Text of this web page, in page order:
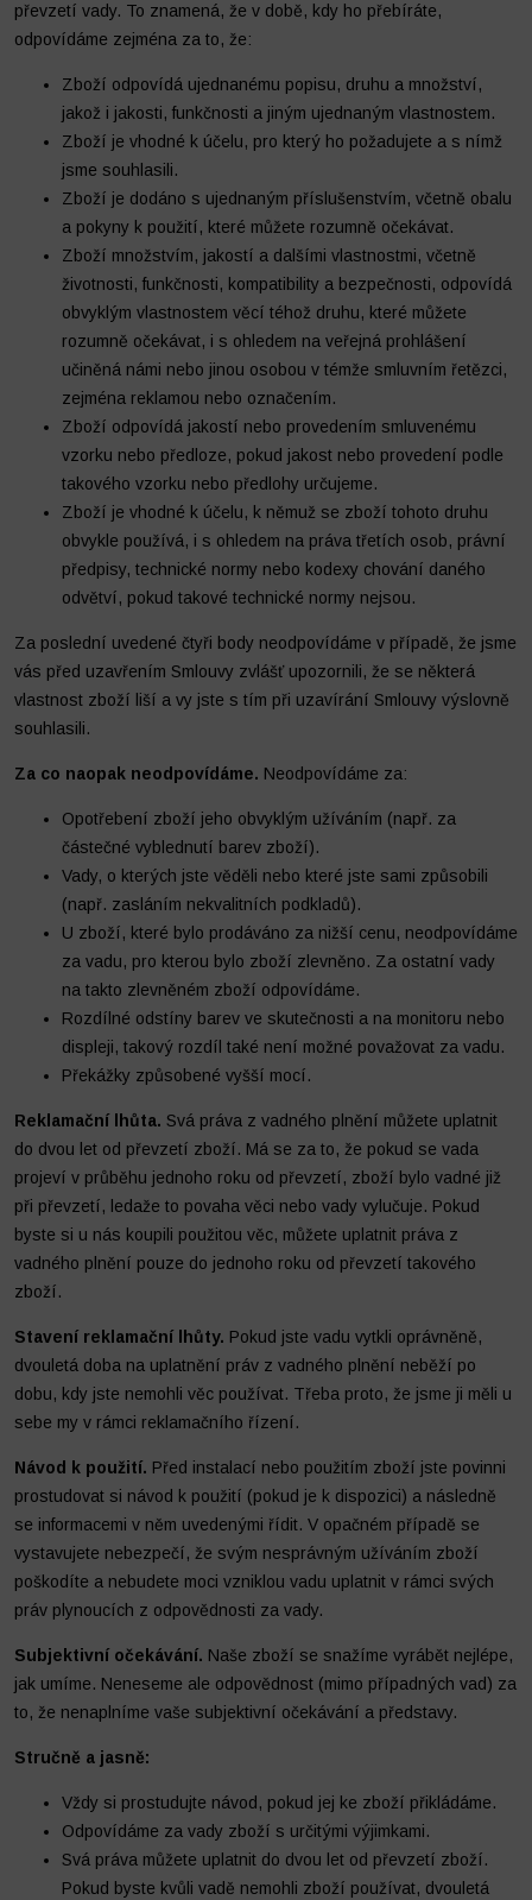
převzetí vady. To znamená, že v době, kdy ho přebíráte,
odpovídáme zejména za to, že:
Zboží odpovídá ujednanému popisu, druhu a množství,
jakož i jakosti, funkčnosti a jiným ujednaným vlastnostem.
Zboží je vhodné k účelu, pro který ho požadujete a s nímž
jsme souhlasili.
Zboží je dodáno s ujednaným příslušenstvím, včetně obalu
a pokyny k použití, které můžete rozumně očekávat.
Zboží množstvím, jakostí a dalšími vlastnostmi, včetně
životnosti, funkčnosti, kompatibility a bezpečnosti, odpovídá
obvyklým vlastnostem věcí téhož druhu, které můžete
rozumně očekávat, i s ohledem na veřejná prohlášení
učiněná námi nebo jinou osobou v témže smluvním řetězci,
zejména reklamou nebo označením.
Zboží odpovídá jakostí nebo provedením smluvenému
vzorku nebo předloze, pokud jakost nebo provedení podle
takového vzorku nebo předlohy určujeme.
Zboží je vhodné k účelu, k němuž se zboží tohoto druhu
obvykle používá, i s ohledem na práva třetích osob, právní
předpisy, technické normy nebo kodexy chování daného
odvětví, pokud takové technické normy nejsou.
Za poslední uvedené čtyři body neodpovídáme v případě, že jsme
vás před uzavřením Smlouvy zvlášť upozornili, že se některá
vlastnost zboží liší a vy jste s tím při uzavírání Smlouvy výslovně
souhlasili.
Za co naopak neodpovídáme. Neodpovídáme za:
Opotřebení zboží jeho obvyklým užíváním (např. za
částečné vyblednutí barev zboží).
Vady, o kterých jste věděli nebo které jste sami způsobili
(např. zasláním nekvalitních podkladů).
U zboží, které bylo prodáváno za nižší cenu, neodpovídáme
za vadu, pro kterou bylo zboží zlevněno. Za ostatní vady
na takto zlevněném zboží odpovídáme.
Rozdílné odstíny barev ve skutečnosti a na monitoru nebo
displeji, takový rozdíl také není možné považovat za vadu.
Překážky způsobené vyšší mocí.
Reklamační lhůta. Svá práva z vadného plnění můžete uplatnit
do dvou let od převzetí zboží. Má se za to, že pokud se vada
projeví v průběhu jednoho roku od převzetí, zboží bylo vadné již
při převzetí, ledaže to povaha věci nebo vady vylučuje. Pokud
byste si u nás koupili použitou věc, můžete uplatnit práva z
vadného plnění pouze do jednoho roku od převzetí takového
zboží.
Stavení reklamační lhůty. Pokud jste vadu vytkli oprávněně,
dvouletá doba na uplatnění práv z vadného plnění neběží po
dobu, kdy jste nemohli věc používat. Třeba proto, že jsme ji měli u
sebe my v rámci reklamačního řízení.
Návod k použití. Před instalací nebo použitím zboží jste povinni
prostudovat si návod k použití (pokud je k dispozici) a následně
se informacemi v něm uvedenými řídit. V opačném případě se
vystavujete nebezpečí, že svým nesprávným užíváním zboží
poškodíte a nebudete moci vzniklou vadu uplatnit v rámci svých
práv plynoucích z odpovědnosti za vady.
Subjektivní očekávání. Naše zboží se snažíme vyrábět nejlépe,
jak umíme. Neneseme ale odpovědnost (mimo případných vad) za
to, že nenaplníme vaše subjektivní očekávání a představy.
Stručně a jasně:
Vždy si prostudujte návod, pokud jej ke zboží přikládáme.
Odpovídáme za vady zboží s určitými výjimkami.
Svá práva můžete uplatnit do dvou let od převzetí zboží.
Pokud byste kvůli vadě nemohli zboží používat, dvouletá